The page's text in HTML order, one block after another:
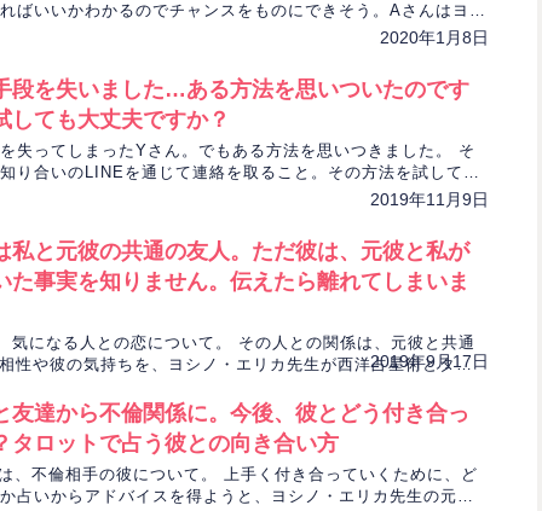
ばいいかわかるのでチャンスをものにできそう。Aさんはヨシ
2020年1月8日
段を失いました…ある方法を思いついたのです
しても大丈夫ですか？
失ってしまったYさん。でもある方法を思いつきました。 そ
り合いのLINEを通じて連絡を取ること。その方法を試しても
2019年11月9日
私と元彼の共通の友人。ただ彼は、元彼と私が
た事実を知りません。伝えたら離れてしまいま
気になる人との恋について。 その人との関係は、元彼と共通
性や彼の気持ちを、ヨシノ・エリカ先生が西洋占星術とタロ
2019年9月17日
友達から不倫関係に。今後、彼とどう付き合っ
タロットで占う彼との向き合い方
、不倫相手の彼について。 上手く付き合っていくために、ど
占いからアドバイスを得ようと、ヨシノ・エリカ先生の元を